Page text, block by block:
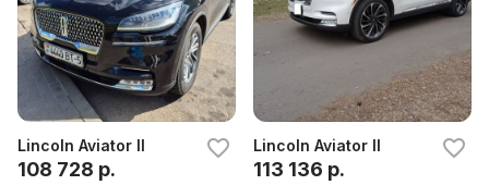
Lincoln Aviator II
108 728 р.
Lincoln Aviator II
113 136 р.